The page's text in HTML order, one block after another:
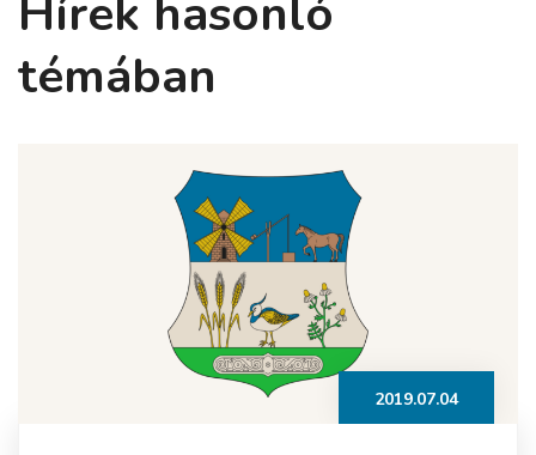
Hírek hasonló
témában
2019.07.04